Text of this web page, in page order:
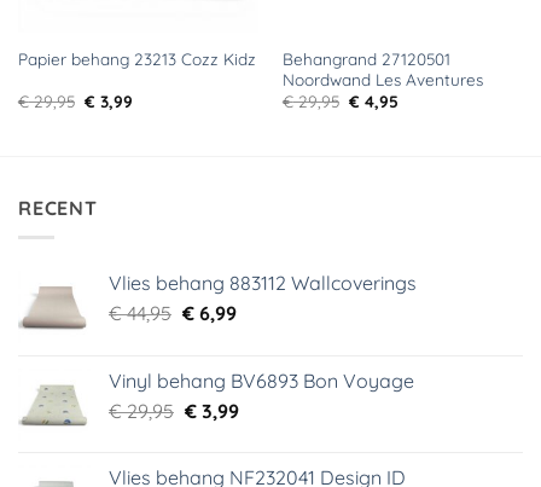
Papier behang 23213 Cozz Kidz
€29,95 Oorspronkelijke
prijs
€ 3,99Huidige
Behangrand 27120501
Noordwand Les Aventures
€29,95 Oorspronkelijke
prijs
€ 4,95Huidige
RECENT
Vlies behang 883112 Wallcoverings
€44,95 Oorspronkelijke
€ 44,95.
€6,99Huidige
€ 6,99.
Vinyl behang BV6893 Bon Voyage
€29,95 Oorspronkelijke
€3,99Huidige
Vlies behang NF232041 Design ID